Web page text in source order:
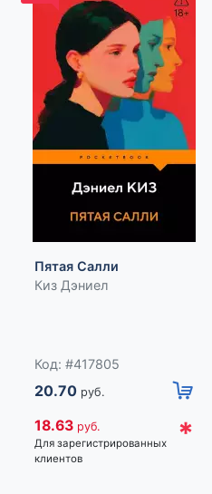
Пятая Салли
Киз Дэниел
Код: #417805
20.70 руб.
18.63 руб.
Для зарегистрированных
клиентов
*